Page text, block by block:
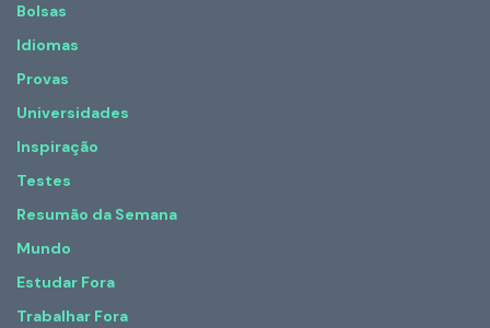
Bolsas
Idiomas
Provas
Universidades
Inspiração
Testes
Resumão da Semana
Mundo
Estudar Fora
Trabalhar Fora